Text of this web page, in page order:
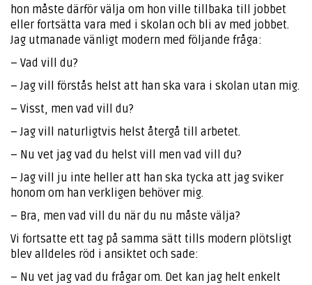
hon måste därför välja om hon ville tillbaka till jobbet
eller fortsätta vara med i skolan och bli av med jobbet.
Jag utmanade vänligt modern med följande fråga:
– Vad vill du?
– Jag vill förstås helst att han ska vara i skolan utan mig.
– Visst, men vad vill du?
– Jag vill naturligtvis helst återgå till arbetet.
– Nu vet jag vad du helst vill men vad vill du?
– Jag vill ju inte heller att han ska tycka att jag sviker
honom om han verkligen behöver mig.
– Bra, men vad vill du när du nu måste välja?
Vi fortsatte ett tag på samma sätt tills modern plötsligt
blev alldeles röd i ansiktet och sade:
– Nu vet jag vad du frågar om. Det kan jag helt enkelt